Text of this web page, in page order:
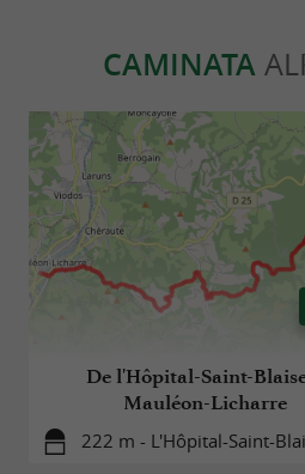
CAMINATA
De l'Hôpital-Saint-
Mauléon-Licharre
222 m - L'Hôpital-Saint-